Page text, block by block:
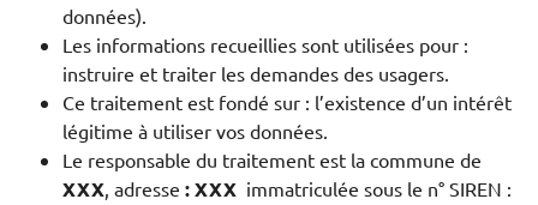
données).
Les informations recueillies sont utilisées pour :
instruire et traiter les demandes des usagers.
Ce traitement est fondé sur : l’existence d’un intérêt
légitime à utiliser vos données.
Le responsable du traitement est la commune de
XXX, adresse : XXX immatriculée sous le n° SIREN :